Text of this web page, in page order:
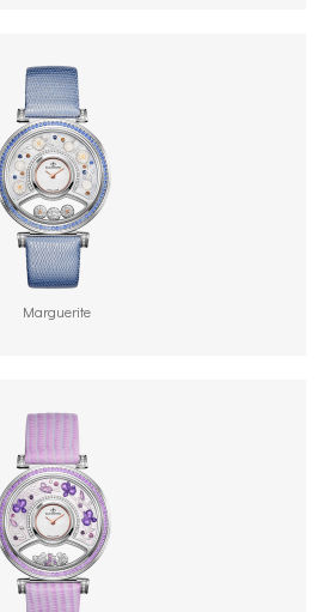
cette quintessence en mettant
les plus iconiques du monde à
Tournant de façon intemporelle
magnifiquement incrustée
raconte une histoire unique. A
du monde est une
de la beauté de l’exploration.
Un voyage, initié par le
qui restera inoubliable grâce
intemporels et ludiques.
sera votre boussole qui
nouveaux sommets inspirants et
travers le monde ».
Marguerite